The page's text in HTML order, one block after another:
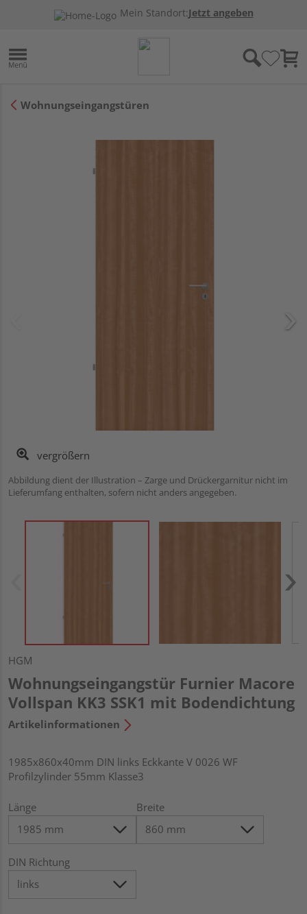
Mein Standort:Jetzt angeben
Wohnungseingangstüren
vergrößern
Abbildung dient der Illustration – Zarge und Drückergarnitur nicht im
Lieferumfang enthalten, sofern nicht anders angegeben.
HGM
Wohnungseingangstür Furnier Macore
Vollspan KK3 SSK1 mit Bodendichtung
Artikelinformationen
1985x860x40mm DIN links Eckkante V 0026 WF
Profilzylinder 55mm Klasse3
Länge Breite
DIN Richtung